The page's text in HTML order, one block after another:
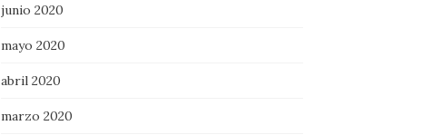
junio 2020
mayo 2020
abril 2020
marzo 2020